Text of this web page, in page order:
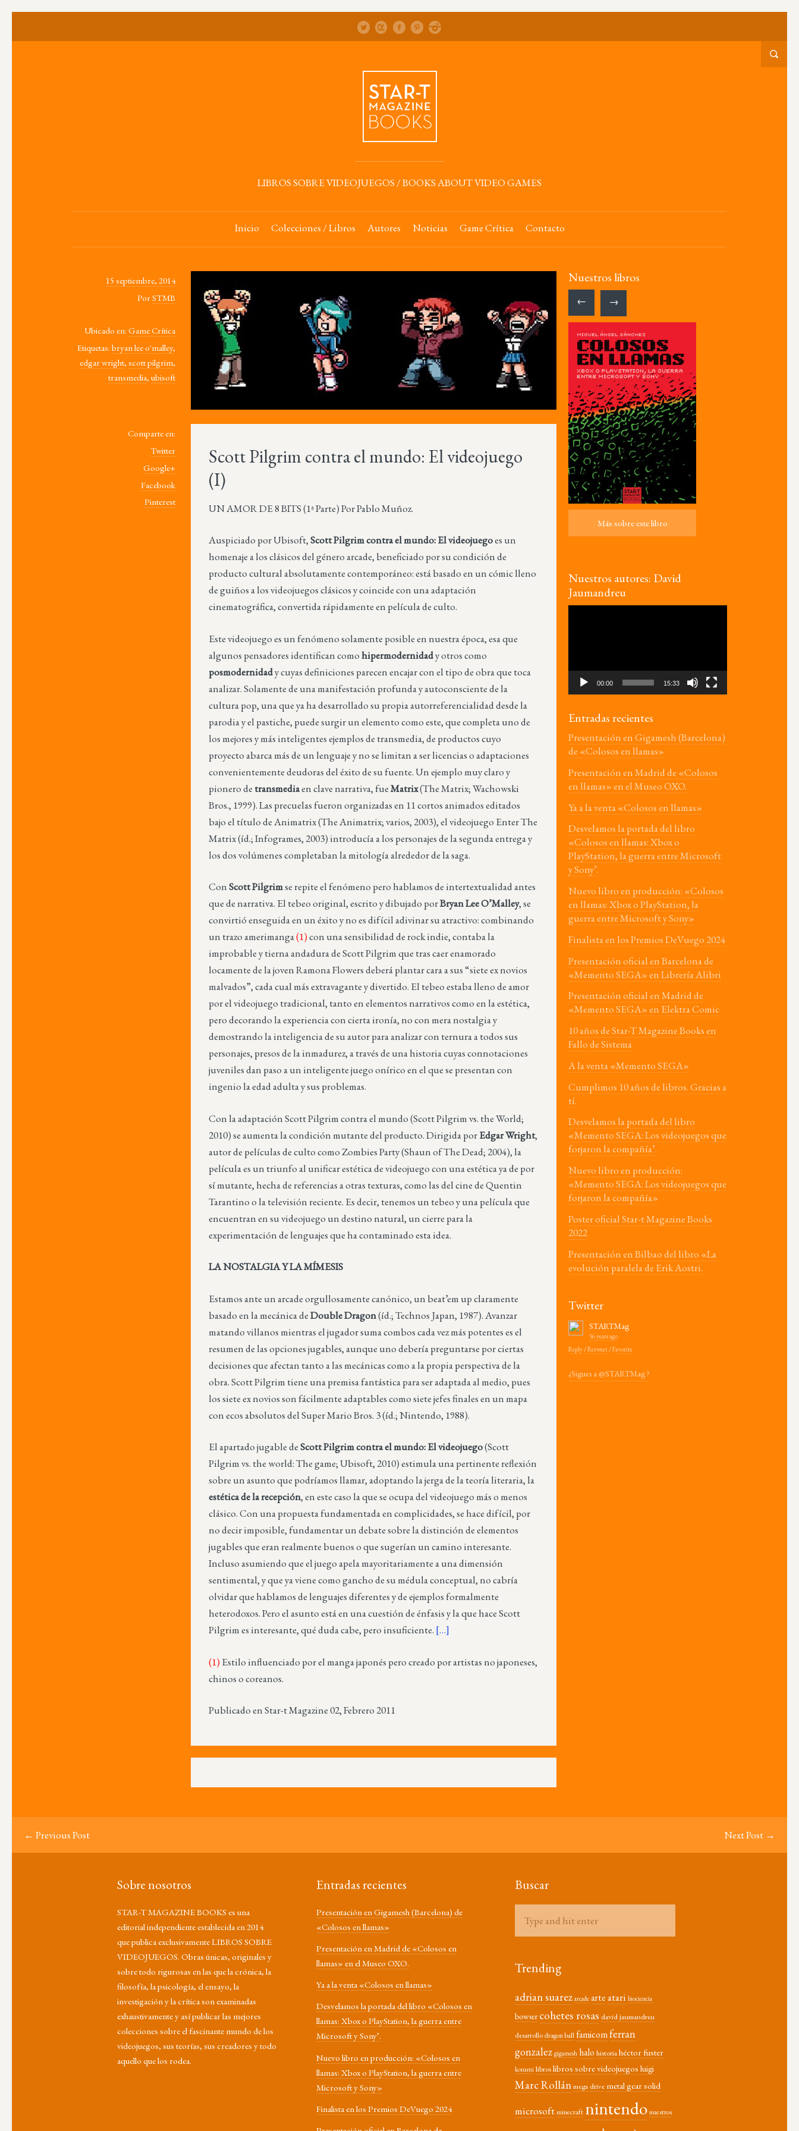
LIBROS SOBRE VIDEOJUEGOS / BOOKS ABOUT VIDEO GAMES
Inicio Colecciones / Libros Autores Noticias Game Crítica Contacto
15 septiembre, 2014
PorSTMB
Ubicado en:Game Crítica
Etiquetas:bryan lee o'malley,
edgar wright,scott pilgrim,
transmedia,ubisoft
Scott Pilgrim contra el mundo: El videojuego
(I)
UN AMOR DE 8 BITS (1ª Parte) Por Pablo Muñoz.
Auspiciado por Ubisoft,Scott Pilgrim contra el mundo: El videojuegoes un
homenaje a los clásicos del género arcade, beneficiado por su condición de
producto cultural absolutamente contemporáneo: está basado en un cómic lleno
de guiños a los videojuegos clásicos y coincide con una adaptación
cinematográfica, convertida rápidamente en película de culto.
Este videojuego es un fenómeno solamente posible en nuestra época, esa que
algunos pensadores identifican comohipermodernidady otros como
posmodernidady cuyas definiciones parecen encajar con el tipo de obra que toca
analizar. Solamente de una manifestación profunda y autoconsciente de la
cultura pop, una que ya ha desarrollado su propia autorreferencialidad desde la
parodia y el pastiche, puede surgir un elemento como este, que completa uno de
los mejores y más inteligentes ejemplos de transmedia, de productos cuyo
proyecto abarca más de un lenguaje y no se limitan a ser licencias o adaptaciones
convenientemente deudoras del éxito de su fuente. Un ejemplo muy claro y
pionero de transmediaen clave narrativa, fueMatrix(The Matrix; Wachowski
Bros., 1999). Las precuelas fueron organizadas en 11 cortos animados editados
bajo el título de Animatrix (The Animatrix; varios, 2003), el videojuego Enter The
Matrix (íd.; Infogrames, 2003) introducía a los personajes de la segunda entrega y
los dos volúmenes completaban la mitología alrededor de la saga.
ConScott Pilgrimse repite el fenómeno pero hablamos de intertextualidad antes
que de narrativa. El tebeo original, escrito y dibujado porBryan Lee O’Malley, se
convirtió enseguida en un éxito y no es difícil adivinar su atractivo: combinando
un trazo amerimanga(1)con una sensibilidad de rock indie, contaba la
improbable y tierna andadura de Scott Pilgrim que tras caer enamorado
locamente de la joven Ramona Flowers deberá plantar cara a sus “siete ex novios
malvados”, cada cual más extravagante y divertido. El tebeo estaba lleno de amor
por el videojuego tradicional, tanto en elementos narrativos como en la estética,
pero decorando la experiencia con cierta ironía, no con mera nostalgia y
demostrando la inteligencia de su autor para analizar con ternura a todos sus
personajes, presos de la inmadurez, a través de una historia cuyas connotaciones
juveniles dan paso a un inteligente juego onírico en el que se presentan con
ingenio la edad adulta y sus problemas.
Con la adaptación Scott Pilgrim contra el mundo (Scott Pilgrim vs. the World;
2010) se aumenta la condición mutante del producto. Dirigida porEdgar Wright,
autor de películas de culto como Zombies Party (Shaun of The Dead; 2004), la
película es un triunfo al unificar estética de videojuego con una estética ya de por
sí mutante, hecha de referencias a otras texturas, como las del cine de Quentin
Tarantino o la televisión reciente. Es decir, tenemos un tebeo y una película que
encuentran en su videojuego un destino natural, un cierre para la
experimentación de lenguajes que ha contaminado esta idea.
LA NOSTALGIA Y LA MÍMESIS
Estamos ante un arcade orgullosamente canónico, un beat’em up claramente
basado en la mecánica deDouble Dragon(íd.; Technos Japan, 1987). Avanzar
matando villanos mientras el jugador suma combos cada vez más potentes es el
resumen de las opciones jugables, aunque uno debería preguntarse por ciertas
decisiones que afectan tanto a las mecánicas como a la propia perspectiva de la
obra. Scott Pilgrim tiene una premisa fantástica para ser adaptada al medio, pues
los siete ex novios son fácilmente adaptables como siete jefes finales en un mapa
con ecos absolutos del Super Mario Bros. 3 (íd.; Nintendo, 1988).
El apartado jugable deScott Pilgrim contra el mundo: El videojuego(Scott
Pilgrim vs. the world: The game; Ubisoft, 2010) estimula una pertinente reflexión
sobre un asunto que podríamos llamar, adoptando la jerga de la teoría literaria, la
estética de la recepción, en este caso la que se ocupa del videojuego más o menos
clásico. Con una propuesta fundamentada en complicidades, se hace difícil, por
no decir imposible, fundamentar un debate sobre la distinción de elementos
jugables que eran realmente buenos o que sugerían un camino interesante.
Incluso asumiendo que el juego apela mayoritariamente a una dimensión
sentimental, y que ya viene como gancho de su médula conceptual, no cabría
olvidar que hablamos de lenguajes diferentes y de ejemplos formalmente
heterodoxos. Pero el asunto está en una cuestión de énfasis y la que hace Scott
Pilgrim es interesante, qué duda cabe, pero insuficiente. […]
(1) Estilo influenciado por el manga japonés pero creado por artistas no japoneses,
chinos o coreanos.
Publicado en Star-t Magazine 02, Febrero 2011
Comparte en:
Twitter
Google+
Facebook
Pinterest
Nuestros libros
← →
Más sobre este libro
Nuestros autores: David
Jaumandreu
00:00 15:33
Entradas recientes
Presentación en Gigamesh (Barcelona)
de «Colosos en llamas»
Presentación en Madrid de «Colosos
en llamas» en el Museo OXO.
Ya a la venta «Colosos en llamas»
Desvelamos la portada del libro
«Colosos en llamas: Xbox o
PlayStation, la guerra entre Microsoft
y Sony’.
Nuevo libro en producción: «Colosos
en llamas: Xbox o PlayStation, la
guerra entre Microsoft y Sony»
Finalista en los Premios DeVuego 2024
Presentación oficial en Barcelona de
«Memento SEGA» en Librería Alibri
Presentación oficial en Madrid de
«Memento SEGA» en Elektra Comic
10 años de Star-T Magazine Books en
Fallo de Sistema
A la venta «Memento SEGA»
Cumplimos 10 años de libros. Gracias a
tí.
Desvelamos la portada del libro
«Memento SEGA: Los videojuegos que
forjaron la compañía’.
Nuevo libro en producción:
«Memento SEGA: Los videojuegos que
forjaron la compañía»
Poster oficial Star-t Magazine Books
2022
Presentación en Bilbao del libro «La
evolución paralela de Erik Aostri.
Twitter
STARTMag
56 years ago
Reply/Retweet/Favorite
¿Sigues a @STARTMag ?
Next Post →
← Previous Post
Sobre nosotros
STAR-T MAGAZINE BOOKS es una
editorial independiente establecida en 2014
que publica exclusivamente LIBROS SOBRE
VIDEOJUEGOS. Obras únicas, originales y
sobre todo rigurosas en las que la crónica, la
filosofía, la psicología, el ensayo, la
investigación y la crítica son examinadas
exhaustivamente y así publicar las mejores
colecciones sobre el fascinante mundo de los
videojuegos, sus teorías, sus creadores y todo
aquello que los rodea.
Entradas recientes
Presentación en Gigamesh (Barcelona) de
«Colosos en llamas»
Presentación en Madrid de «Colosos en
llamas» en el Museo OXO.
Ya a la venta «Colosos en llamas»
Desvelamos la portada del libro «Colosos en
llamas: Xbox o PlayStation, la guerra entre
Microsoft y Sony’.
Nuevo libro en producción: «Colosos en
llamas: Xbox o PlayStation, la guerra entre
Microsoft y Sony»
Finalista en los Premios DeVuego 2024
Buscar
Trending
adrian suarez arcade arte atari biociencia
bowser cohetes rosas david jaumandreu
desarrollo dragon ball famicomferran
gonzalez gigamesh halo historiahéctor fuster
konami libroslibros sobre videojuegos luigi
Marc Rollánmega drive metal gear solid
microsoft minecraft nintendo nuestros